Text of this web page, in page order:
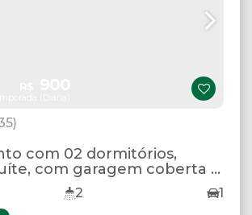
com 02 dormitórios,
com garagem coberta e
2 1